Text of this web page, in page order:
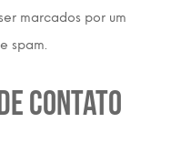
marcados por um
spam.
contato